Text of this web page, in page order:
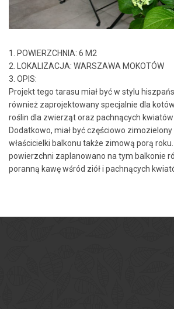
1. POWIERZCHNIA: 6 M2
2. LOKALIZACJA: WARSZAWA MOKOTÓW
3. OPIS:
Projekt tego tarasu miał być w stylu
również zaprojektowany specjalnie dla
roślin dla zwierząt oraz pachnących kwiatów
Dodatkowo, miał być częściowo
właścicielki balkonu także zimową porą
powierzchni zaplanowano na tym balkonie
poranną kawę wśród ziół i pachnących